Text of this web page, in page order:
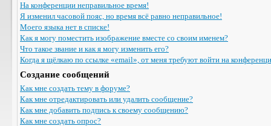
На конференции неправильное время!
Я изменил часовой пояс, но время всё равно неправильное!
Моего языка нет в списке!
Как я могу поместить изображение вместе со своим именем?
Что такое звание и как я могу изменить его?
Когда я щёлкаю по ссылке «email», от меня требуют войти на
Создание сообщений
Как мне создать тему в форуме?
Как мне отредактировать или удалить сообщение?
Как мне добавить подпись к своему сообщению?
Как мне создать опрос?